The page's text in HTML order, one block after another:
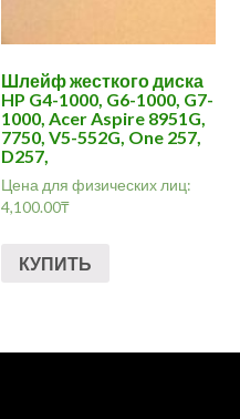
Шлейф жесткого диска
HP G4-1000, G6-1000, G7-
1000, Acer Aspire 8951G,
7750, V5-552G, One 257,
D257,
Цена для физических лиц:
4,100.00₸
КУПИТЬ